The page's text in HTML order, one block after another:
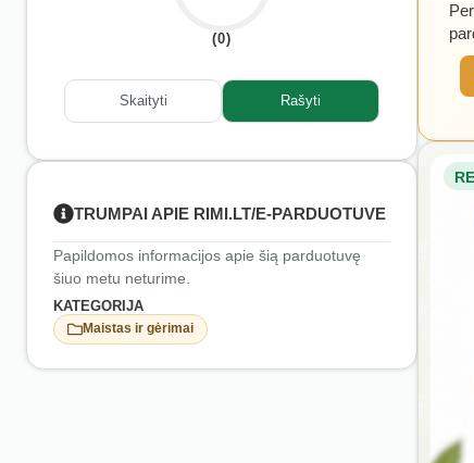
(0)
Skaityti Rašyti
TRUMPAI APIE RIMI.LT/E-PARDUOTUVE
Papildomos informacijos apie šią parduotuvę
šiuo metu neturime.
KATEGORIJA
Maistas ir gėrimai